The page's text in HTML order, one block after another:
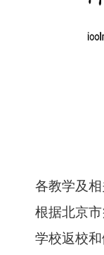
各教学及相
根据北京
学校返校和